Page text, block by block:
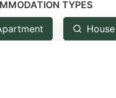
TYPES
House